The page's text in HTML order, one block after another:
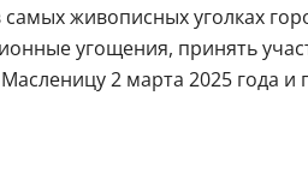
живописных уголках
угощения, принять
2 марта 2025 года и